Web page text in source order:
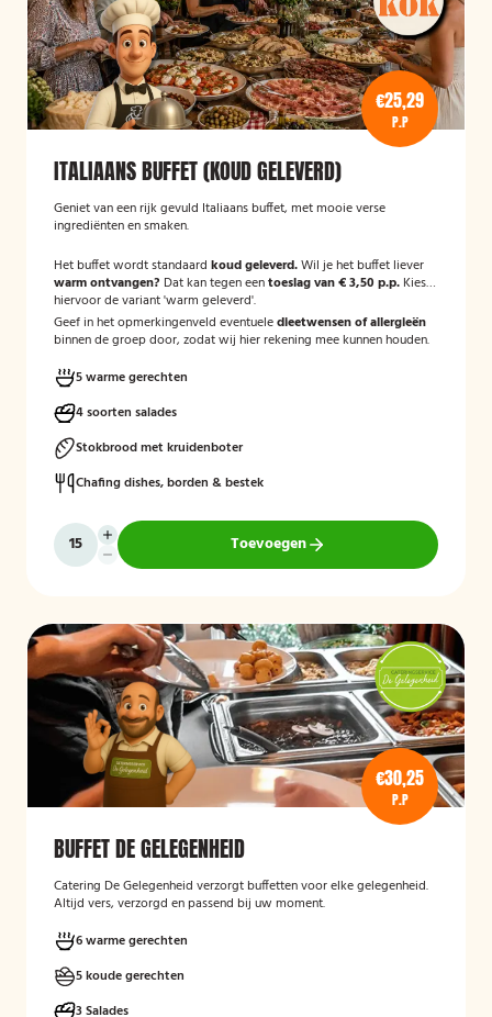
€25,29
P.P
ITALIAANS BUFFET (KOUD GELEVERD)
Geniet van een rijk gevuld Italiaans buffet, met mooie verse
ingrediënten en smaken.
Het buffet wordt standaard koud geleverd.Wil je het buffet liever
warm ontvangen? Dat kan tegen eentoeslag van € 3,50 p.p. Kies
hiervoor de variant 'warm geleverd'.
Geef in het opmerkingenveld eventueledieetwensen of allergieën
binnen de groep door, zodat wij hier rekening mee kunnen houden.
5 warme gerechten
4 soorten salades
Stokbrood met kruidenboter
Chafing dishes, borden & bestek
Toevoegen
€30,25
P.P
BUFFET DE GELEGENHEID
Catering De Gelegenheid verzorgt buffetten voor elke gelegenheid.
Altijd vers, verzorgd en passend bij uw moment.
6 warme gerechten
5 koude gerechten
3 Salades